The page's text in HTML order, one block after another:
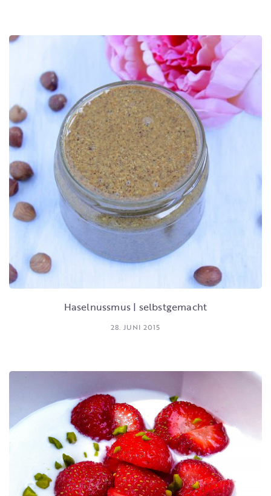
Haselnussmus | selbstgemacht
28. JUNI 2015